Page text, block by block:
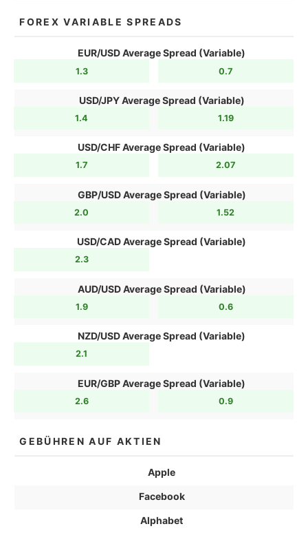
FOREX VARIABLE SPREADS
EUR/USD Average Spread (Variable)
1.3 0.7
USD/JPY Average Spread (Variable)
1.4 1.19
USD/CHF Average Spread (Variable)
1.7 2.07
GBP/USD Average Spread (Variable)
2.0 1.52
USD/CAD Average Spread (Variable)
2.3
AUD/USD Average Spread (Variable)
1.9 0.6
NZD/USD Average Spread (Variable)
2.1
EUR/GBP Average Spread (Variable)
2.6 0.9
GEBÜHREN AUF AKTIEN
Apple
Facebook
Alphabet